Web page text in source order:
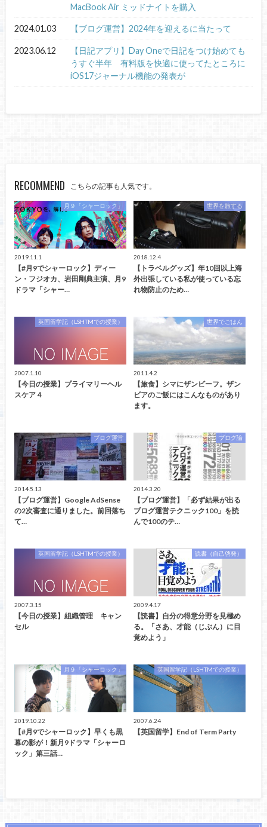
MacBook Air ミッドナイトを購入
2024.01.03 【ブログ運営】2024年を迎えるに当たって
2023.06.12
【日記アプリ】Day Oneで日記をつけ始めても
うすぐ半年 有料版を快適に使ってたところに
iOS17ジャーナル機能の発表が
RECOMMEND こちらの記事も人気です。
月９「シャーロック」
2019.11.1
【#月9でシャーロック】ディー
ン・フジオカ、岩田剛典主演、月9
ドラマ「シャー…
世界を旅する
2018.12.4
【トラベルグッズ】年10回以上海
外出張している私が使っている忘
れ物防止のため…
英国留学記（LSHTMでの授業）
2007.1.10
【今日の授業】プライマリーヘル
スケア４
世界でごはん
2011.4.2
【旅食】シマにザンビーフ。ザン
ビアのご飯にはこんなものがあり
ます。
ブログ運営
2014.5.13
【ブログ運営】Google AdSense
の2次審査に通りました。前回落ち
て…
ブログ論
2014.3.20
【ブログ運営】「必ず結果が出る
ブログ運営テクニック100」を読
んで100のテ…
英国留学記（LSHTMでの授業）
2007.3.15
【今日の授業】組織管理 キャン
セル
読書（自己啓発）
2009.4.17
【読書】自分の得意分野を見極め
る。「さあ、才能（じぶん）に目
覚めよう」
月９「シャーロック」
2019.10.22
【#月9でシャーロック】早くも黒
幕の影が！新月9ドラマ「シャーロ
ック」第三話…
英国留学記（LSHTMでの授業）
2007.6.24
【英国留学】End of Term Party